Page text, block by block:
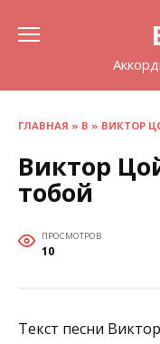
ГЛАВНАЯ » В » ВИКТОР
Виктор
тобой
ПРОСМОТРОВ
10
Текст песни